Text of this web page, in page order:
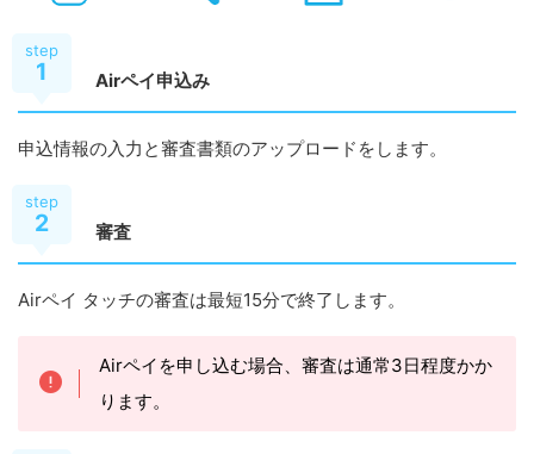
step
1 Airペイ申込み
申込情報の入力と審査書類のアップロードをします。
step
2 審査
Airペイ タッチの審査は最短15分で終了します。
Airペイを申し込む場合、審査は通常3日程度かか
ります。